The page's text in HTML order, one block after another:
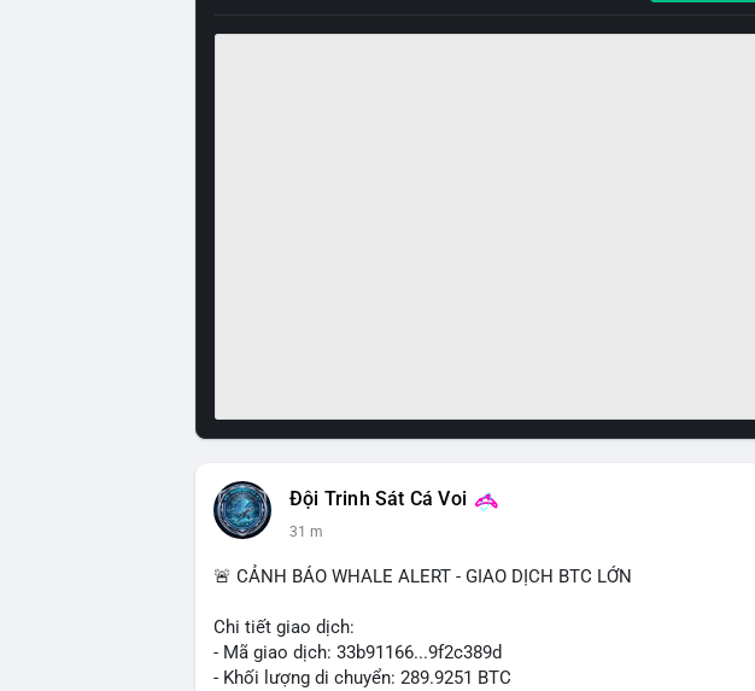
Đội Trinh Sát Cá Voi
31 m
🚨 CẢNH BÁO WHALE ALERT - GIAO DỊCH BTC LỚN
Chi tiết giao dịch:
- Mã giao dịch: 33b91166...9f2c389d
- Khối lượng di chuyển: 289.9251 BTC